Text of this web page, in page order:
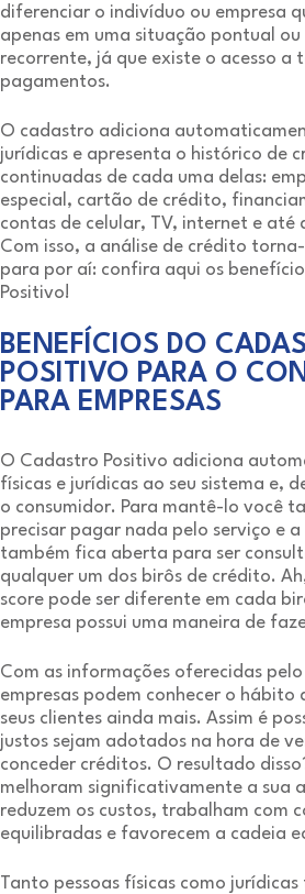
diferenciar o indivíduo ou empresa
apenas em uma situação pontual
recorrente, já que existe o acesso a
pagamentos.
O cadastro adiciona
jurídicas e apresenta o histórico de
continuadas de cada uma delas:
especial, cartão de crédito,
contas de celular, TV, internet e até
Com isso, a análise de crédito
para por aí: confira aqui os
Positivo!
BENEFÍCIOS DO
POSITIVO PARA O
PARA EMPRESAS
O Cadastro Positivo adiciona
físicas e jurídicas ao seu sistema e,
o consumidor. Para mantê-lo você
precisar pagar nada pelo serviço e
também fica aberta para ser
qualquer um dos birôs de crédito.
score pode ser diferente em cada
empresa possui uma maneira de
Com as informações oferecidas
empresas podem conhecer o hábito
seus clientes ainda mais. Assim é
justos sejam adotados na hora de
conceder créditos. O resultado
melhoram significativamente a sua
reduzem os custos, trabalham com
equilibradas e favorecem a cadeia
Tanto pessoas físicas como